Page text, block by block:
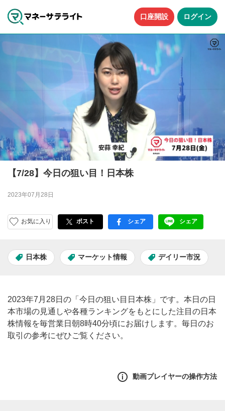
口座開設 ログイン
【7/28】今日の狙い目！日本株
2023年07月28日
お気に入り ポスト facebook
シェア LINE
シェア
日本株 マーケット情報 デイリー市況
2023年7月28日の「今日の狙い目日本株」です。本日の日
本市場の見通しや各種ランキングをもとにした注目の日本
株情報を毎営業日朝8時40分頃にお届けします。毎日のお
取引の参考にぜひご覧ください。
動画プレイヤーの操作方法